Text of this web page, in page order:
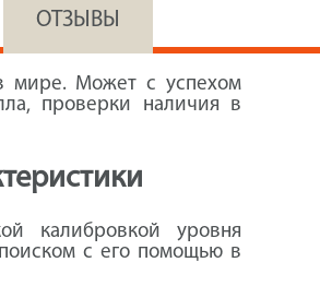
ОТЗЫВЫ
мире. Может с успехом
проверки наличия в
калибровкой уровня
поиском с его помощью в